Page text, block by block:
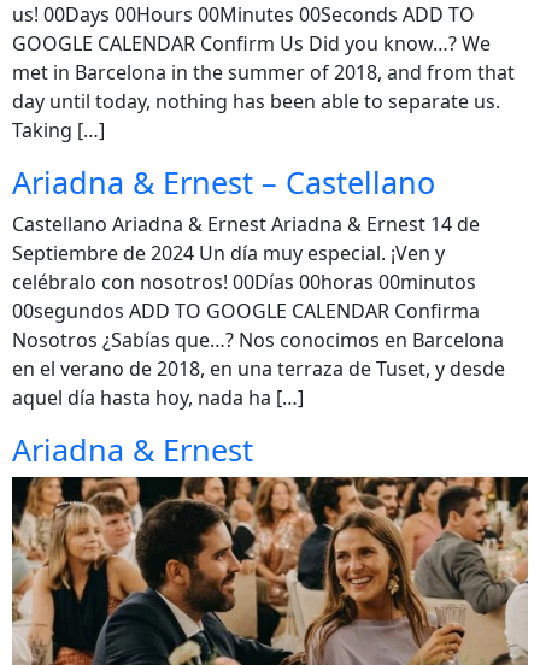
us! 00Days 00Hours 00Minutes 00Seconds ADD TO
GOOGLE CALENDAR Confirm Us Did you know…? We
met in Barcelona in the summer of 2018, and from that
day until today, nothing has been able to separate us.
Taking […]
Ariadna & Ernest – Castellano
Castellano Ariadna & Ernest Ariadna & Ernest 14 de
Septiembre de 2024 Un día muy especial. ¡Ven y
celébralo con nosotros! 00Días 00horas 00minutos
00segundos ADD TO GOOGLE CALENDAR Confirma
Nosotros ¿Sabías que…? Nos conocimos en Barcelona
en el verano de 2018, en una terraza de Tuset, y desde
aquel día hasta hoy, nada ha […]
Ariadna & Ernest